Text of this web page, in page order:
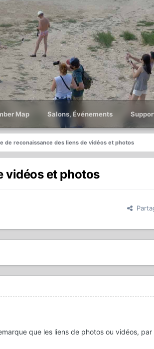
Map Salons, Événements
de reconaissance des liens de vidéos et photos
vidéos et photos
que les liens de photos ou vidéos,